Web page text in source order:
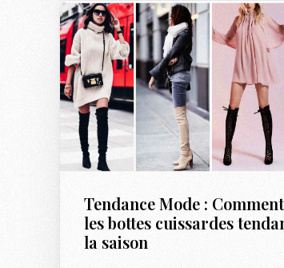
Tendance Mode :
les bottes cuissardes
la saison